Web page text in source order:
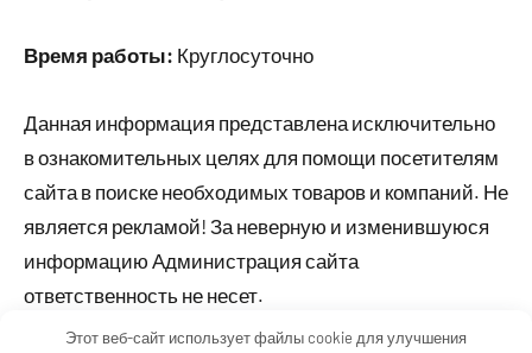
Время работы: Круглосуточно
Данная информация представлена исключительно
в ознакомительных целях для помощи посетителям
сайта в поиске необходимых товаров и компаний. Не
является рекламой! За неверную и изменившуюся
информацию Администрация сайта
ответственность не несет.
Этот веб-сайт использует файлы cookie для улучшения